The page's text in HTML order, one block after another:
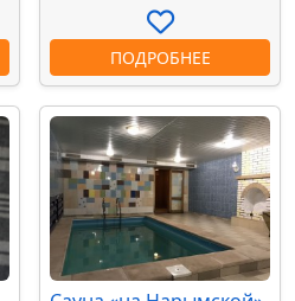
ПОДРОБНЕЕ